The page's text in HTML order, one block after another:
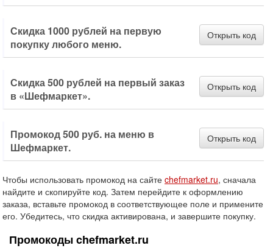
Скидка 1000 рублей на первую
покупку любого меню.
Открыть код
Скидка 500 рублей на первый заказ
в «Шефмаркет».
Открыть код
Промокод 500 руб. на меню в
Шефмаркет.
Открыть код
Чтобы использовать промокод на сайте chefmarket.ru, сначала
найдите и скопируйте код. Затем перейдите к оформлению
заказа, вставьте промокод в соответствующее поле и примените
его. Убедитесь, что скидка активирована, и завершите покупку.
Промокоды chefmarket.ru